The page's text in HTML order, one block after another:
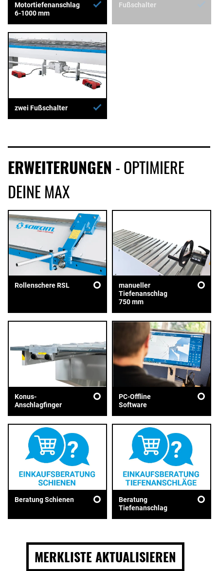
Motortiefenanschlag
6-1000 mm
Fußschalter
zwei Fußschalter
ERWEITERUNGEN - OPTIMIERE
DEINE MAX
Rollenschere RSL
manueller
Tiefenanschlag
750 mm
Konus-
Anschlagfinger
PC-Offline
Software
Beratung Schienen
Beratung
Tiefenanschlag
MERKLISTE AKTUALISIEREN